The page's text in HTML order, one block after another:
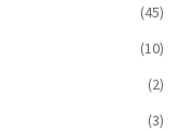
(45)
(10)
(2)
(3)